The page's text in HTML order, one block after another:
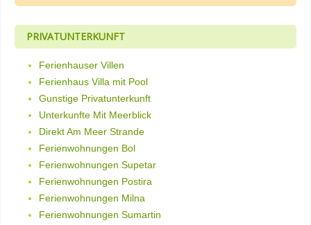
PRIVATUNTERKUNFT
Ferienhauser Villen
Ferienhaus Villa mit Pool
Gunstige Privatunterkunft
Unterkunfte Mit Meerblick
Direkt Am Meer Strande
Ferienwohnungen Bol
Ferienwohnungen Supetar
Ferienwohnungen Postira
Ferienwohnungen Milna
Ferienwohnungen Sumartin